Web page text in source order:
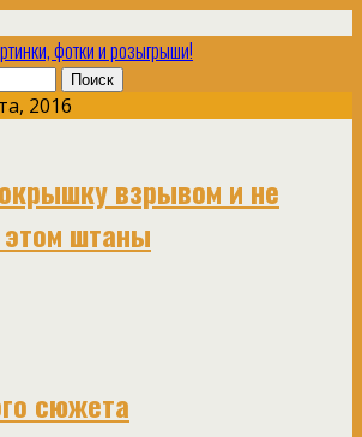
фотки и розыгрыши!
2016
взрывом и не
этом штаны
сюжета